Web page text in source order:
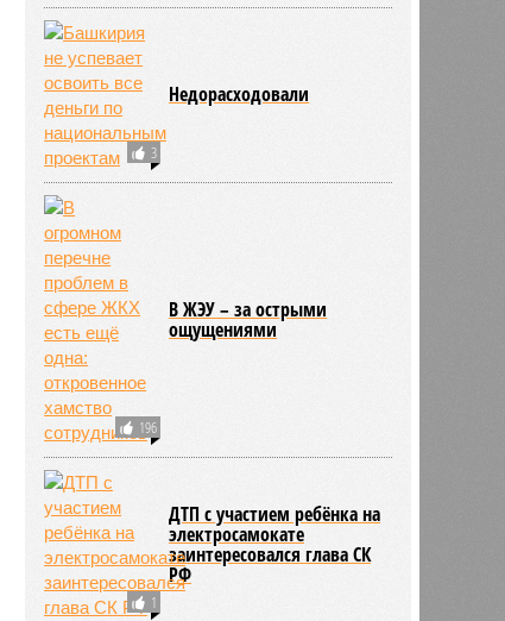
3
Недорасходовали
196
В ЖЭУ – за острыми
ощущениями
1
ДТП с участием ребёнка на
электросамокате
заинтересовался глава СК
РФ